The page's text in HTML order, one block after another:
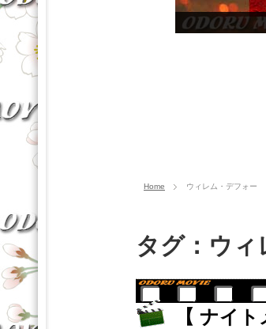
Home ウィレム・デフォー
タグ：ウィ
【 ナイ